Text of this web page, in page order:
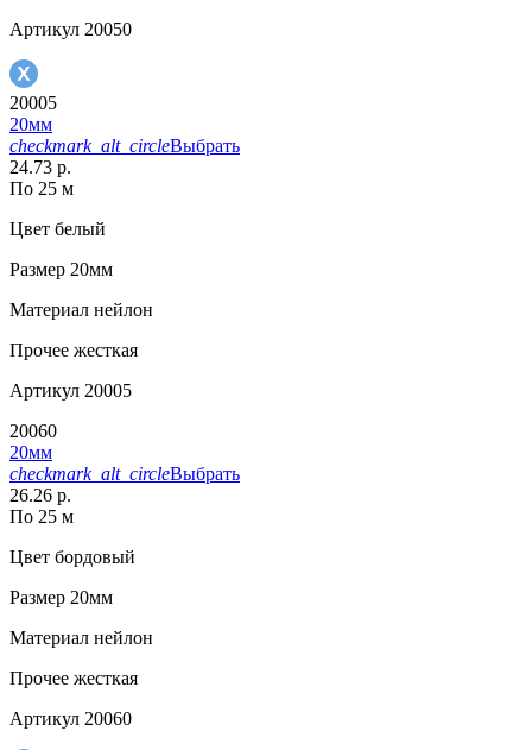
Артикул 20050
20005
20мм
checkmark_alt_circleВыбрать
24.73 р.
По 25 м
Цвет белый
Размер 20мм
Материал нейлон
Прочее жесткая
Артикул 20005
20060
20мм
checkmark_alt_circleВыбрать
26.26 р.
По 25 м
Цвет бордовый
Размер 20мм
Материал нейлон
Прочее жесткая
Артикул 20060